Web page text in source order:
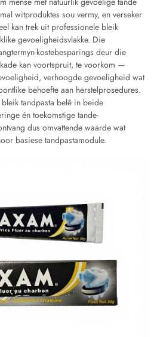
witproduktes sou vermy, en verseker
kan trek uit professionele bleik
gevoeligheidsvlakke. Die
kostebesparings deur die
kan voortspruit, te voorkom —
verhoogde gevoeligheid wat
behoefte aan herstelprosedures.
tandpasta belê in beide
én toekomstige tande-
dus omvattende waarde wat
basiese tandpastamodule.